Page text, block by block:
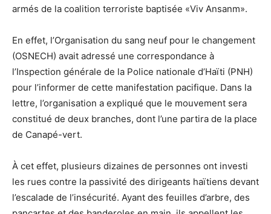
armés de la coalition terroriste baptisée «Viv Ansanm».
En effet, l’Organisation du sang neuf pour le changement
(OSNECH) avait adressé une correspondance à
l’Inspection générale de la Police nationale d’Haïti (PNH)
pour l’informer de cette manifestation pacifique. Dans la
lettre, l’organisation a expliqué que le mouvement sera
constitué de deux branches, dont l’une partira de la place
de Canapé-vert.
À cet effet, plusieurs dizaines de personnes ont investi
les rues contre la passivité des dirigeants haïtiens devant
l’escalade de l’insécurité. Ayant des feuilles d’arbre, des